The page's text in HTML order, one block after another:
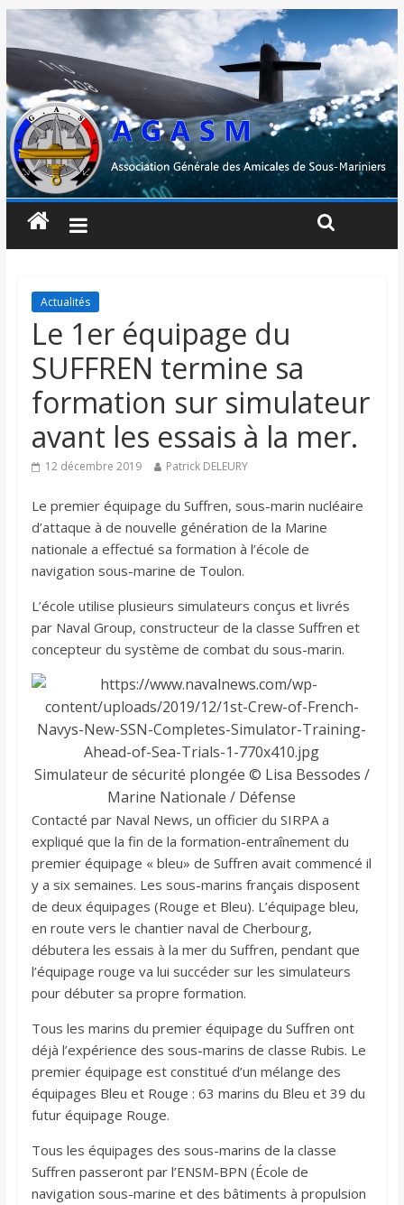
Actualités
Le 1er équipage du
SUFFREN termine sa
formation sur simulateur
avant les essais à la mer.
12 décembre 2019 Patrick DELEURY
Le premier équipage du Suffren, sous-marin nucléaire
d’attaque à de nouvelle génération de la Marine
nationale a effectué sa formation à l’école de
navigation sous-marine de Toulon.
L’école utilise plusieurs simulateurs conçus et livrés
par Naval Group, constructeur de la classe Suffren et
concepteur du système de combat du sous-marin.
Simulateur de sécurité plongée © Lisa Bessodes /
Marine Nationale / Défense
Contacté par Naval News, un officier du SIRPA a
expliqué que la fin de la formation-entraînement du
premier équipage « bleu» de Suffren avait commencé il
y a six semaines. Les sous-marins français disposent
de deux équipages (Rouge et Bleu). L’équipage bleu,
en route vers le chantier naval de Cherbourg,
débutera les essais à la mer du Suffren, pendant que
l’équipage rouge va lui succéder sur les simulateurs
pour débuter sa propre formation.
Tous les marins du premier équipage du Suffren ont
déjà l’expérience des sous-marins de classe Rubis. Le
premier équipage est constitué d’un mélange des
équipages Bleu et Rouge : 63 marins du Bleu et 39 du
futur équipage Rouge.
Tous les équipages des sous-marins de la classe
Suffren passeront par l’ENSM-BPN (École de
navigation sous-marine et des bâtiments à propulsion